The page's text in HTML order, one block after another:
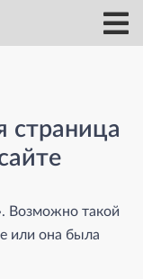
страница
Возможно такой
или она была